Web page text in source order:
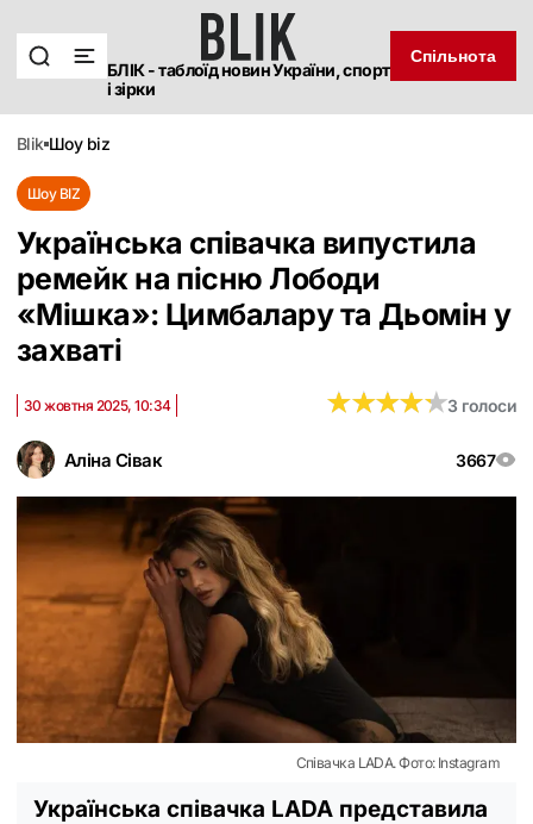
БЛІК - таблоїд новин України, спорт
і зірки
Спільнота
blik шоу biz
Шоу BIZ
Українська співачка випустила
ремейк на пісню Лободи
«Мішка»: Цимбалару та Дьомін у
захваті
Аліна Сівак 3667
30 жовтня 2025, 10:34 ★★★★★
★★★★★3 голоси
Співачка LADA. Фото: Instagram
Українська співачка LADA представила